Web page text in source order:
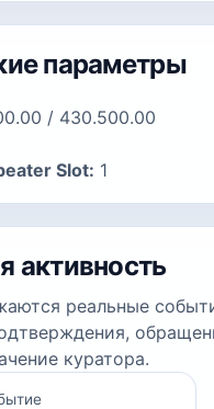
параметры
/ 430.500.00
Slot: 1
активность
реальные
куратора.